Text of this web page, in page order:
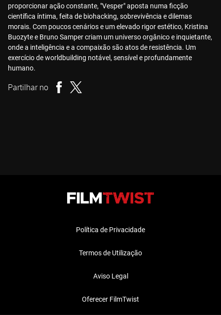
proporcionar ação constante, "Vesper" aposta numa ficção
científica íntima, feita de biohacking, sobrevivência e dilemas
morais. Com poucos cenários e um elevado rigor estético, Kristina
Buozyte e Bruno Samper criam um universo orgânico e inquietante,
onde a inteligência e a compaixão são atos de resistência. Um
exercício de worldbuilding notável, sensível e profundamente
humano.
Partilhar no
Política de Privacidade
Termos de Utilização
Aviso Legal
Oferecer FilmTwist